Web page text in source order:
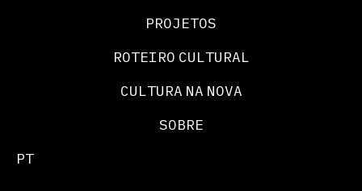
PROJETOS
ROTEIRO CULTURAL
CULTURA NA NOVA
SOBRE
PT